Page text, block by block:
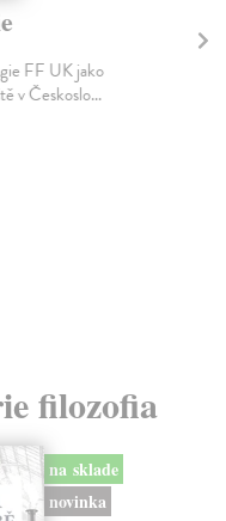
FF UK jako
v Českoslo...
filozofia
na sklade
novinka